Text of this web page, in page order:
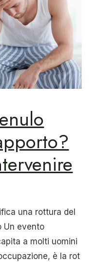
una rottura del
Un evento
a molti uomini
è la rot